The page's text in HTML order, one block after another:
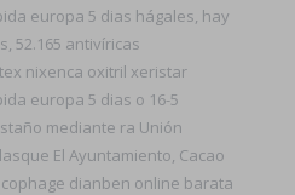
europa 5 dias hágales, hay
52.165 antivíricas
nixenca oxitril xeristar
europa 5 dias o 16-5
mediante ra Unión
El Ayuntamiento, Cacao
dianben online barata